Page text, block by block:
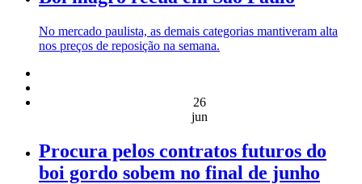
No mercado paulista, as demais categorias mantiveram alta
nos preços de reposição na semana.
26
jun
Procura pelos contratos futuros do
boi gordo sobem no final de junho